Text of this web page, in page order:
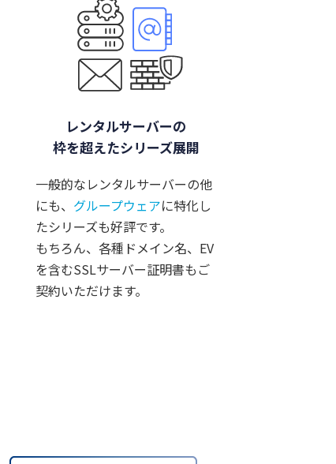
レンタルサーバーの
枠を超えたシリーズ展開
一般的なレンタルサーバーの他
にも、 グループウェアに特化し
たシリーズも好評です。
もちろん、各種ドメイン名、EV
を含むSSLサーバー証明書もご
契約いただけます。